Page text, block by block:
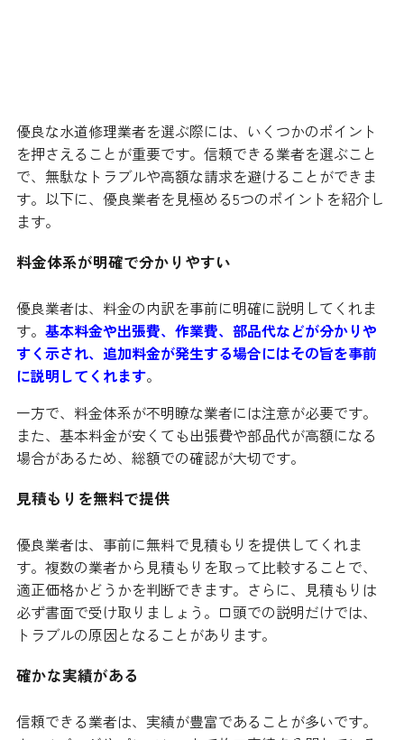
優良な水道修理業者を選ぶ際には、いくつかのポイント
を押さえることが重要です。信頼できる業者を選ぶこと
で、無駄なトラブルや高額な請求を避けることができま
す。以下に、優良業者を見極める5つのポイントを紹介し
ます。
料金体系が明確で分かりやすい
優良業者は、料金の内訳を事前に明確に説明してくれま
す。 基本料金や出張費、作業費、部品代などが分かりや
すく示され、追加料金が発生する場合にはその旨を事前
に説明してくれます。
一方で、料金体系が不明瞭な業者には注意が必要です。
また、基本料金が安くても出張費や部品代が高額になる
場合があるため、総額での確認が大切です。
見積もりを無料で提供
優良業者は、事前に無料で見積もりを提供してくれま
す。複数の業者から見積もりを取って比較することで、
適正価格かどうかを判断できます。さらに、見積もりは
必ず書面で受け取りましょう。口頭での説明だけでは、
トラブルの原因となることがあります。
確かな実績がある
信頼できる業者は、実績が豊富であることが多いです。